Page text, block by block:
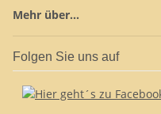
Mehr über...
Folgen Sie uns auf